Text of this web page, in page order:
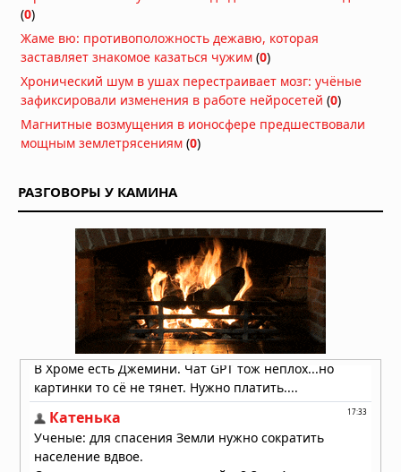
(0)
Жаме вю: противоположность дежавю, которая
заставляет знакомое казаться чужим (0)
Хронический шум в ушах перестраивает мозг: учёные
зафиксировали изменения в работе нейросетей (0)
Магнитные возмущения в ионосфере предшествовали
мощным землетрясениям (0)
РАЗГОВОРЫ У КАМИНА